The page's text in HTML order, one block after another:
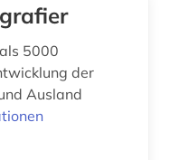
5000
der
Ausland